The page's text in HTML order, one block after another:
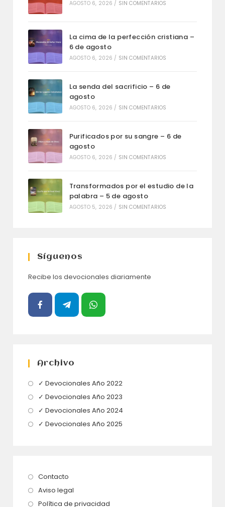
AGOSTO 6, 2026 / SIN COMENTARIOS
La cima de la perfección cristiana –
6 de agosto
AGOSTO 6, 2026 / SIN COMENTARIOS
La senda del sacrificio – 6 de
agosto
AGOSTO 6, 2026 / SIN COMENTARIOS
Purificados por su sangre – 6 de
agosto
AGOSTO 6, 2026 / SIN COMENTARIOS
Transformados por el estudio de la
palabra – 5 de agosto
AGOSTO 5, 2026 / SIN COMENTARIOS
Síguenos
Recibe los devocionales diariamente
Archivo
✓ Devocionales Año 2022Se
✓ Devocionales Año 2023
abre
✓ Devocionales Año 2024
✓ Devocionales Año 2025
Contacto
abre
en
Aviso legal
abre
Política de privacidad